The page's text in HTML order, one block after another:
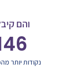
והם
נקודות יותר